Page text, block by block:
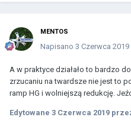
MENTOS
Napisano 3 Czerwca 2019
A w praktyce działało to bardzo
zrzucaniu na twardsze nie jest to
ramp HG i wolniejszą redukcję.
Edytowane 3 Czerwca 2019